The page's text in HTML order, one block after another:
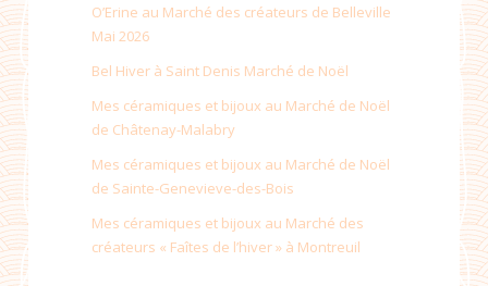
O’Erine au Marché des créateurs de Belleville
Mai 2026
Bel Hiver à Saint Denis Marché de Noël
Mes céramiques et bijoux au Marché de Noël
de Châtenay-Malabry
Mes céramiques et bijoux au Marché de Noël
de Sainte-Genevieve-des-Bois
Mes céramiques et bijoux au Marché des
créateurs « Faîtes de l’hiver » à Montreuil